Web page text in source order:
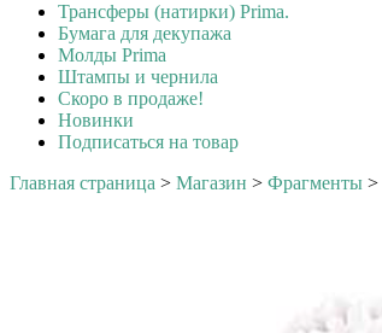
Трансферы (натирки) Prima.
Бумага для декупажа
Молды Prima
Штампы и чернила
Скоро в продаже!
Новинки
Подписаться на товар
Главная страница > Магазин > Фрагменты >